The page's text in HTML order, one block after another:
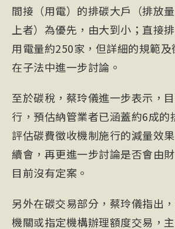
間接（用電）的排碳大戶（排放
上者）為優先，由大到小；直接
用電量約250家，但詳細的規範
在子法中進一步討論。
至於碳稅，蔡玲儀進一步表示，
行，預估納管業者已涵蓋約6成的
評估碳費徵收機制施行的減量效
續會，再更進一步討論是否會由
目前沒有定案。
另外在碳交易部分，蔡玲儀指出
機關或指定機構辦理額度交易，